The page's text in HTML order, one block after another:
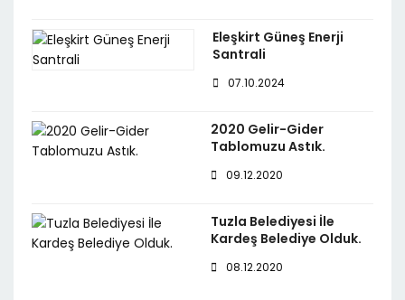
Eleşkirt Güneş Enerji
Santrali
07.10.2024
2020 Gelir-Gider
Tablomuzu Astık.
09.12.2020
Tuzla Belediyesi İle
Kardeş Belediye Olduk.
08.12.2020